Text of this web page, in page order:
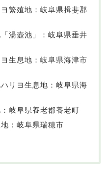
繁殖地：岐阜県揖斐郡
湯壺池」：岐阜県垂井
生息地：岐阜県海津市
リヨ生息地：岐阜県海
岐阜県養老郡養老町
：岐阜県瑞穂市